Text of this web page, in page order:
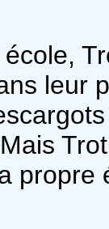
leur